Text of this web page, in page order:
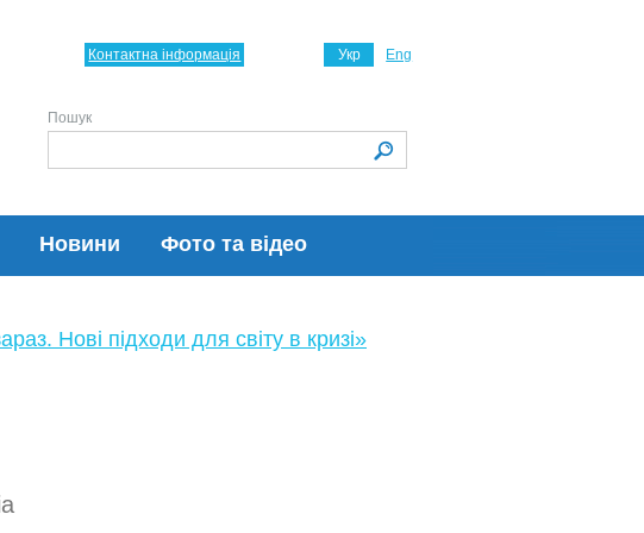
Новини Фото та відео
Укр Eng
Контактна інформація
Пошук
Нові підходи для світу в кризі»